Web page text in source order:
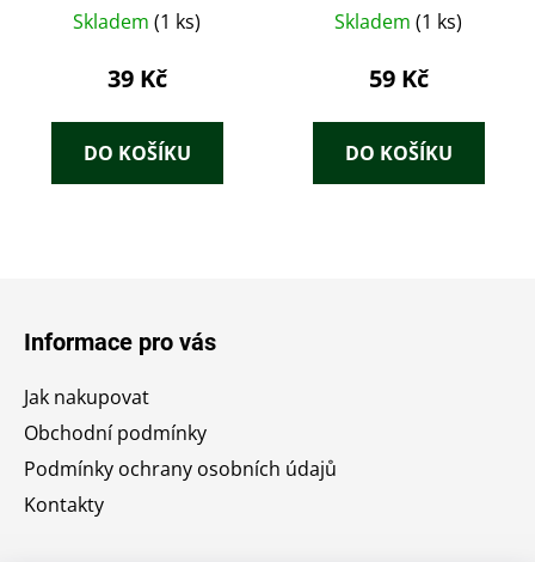
Skladem (1 ks)
39 Kč
DO KOŠÍKU
Skladem (1 ks)
59 Kč
DO KOŠÍKU
Informace pro vás
Jak nakupovat
Obchodní podmínky
Podmínky ochrany osobních údajů
Kontakty